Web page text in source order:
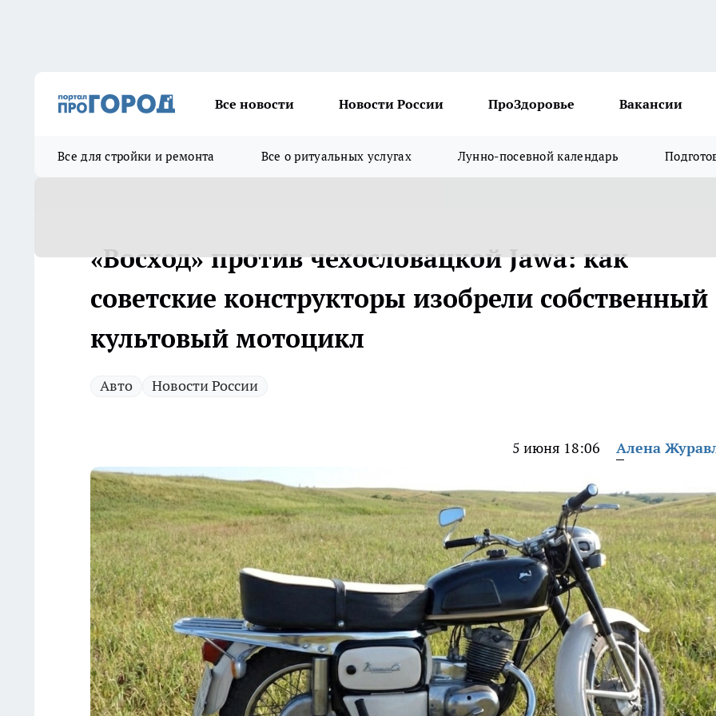
Все новости Новости России ПроЗдоровье Вакансии
Все для стройки и ремонта Все о ритуальных услугах Лунно-посевной календарь
«Восход» против чехословацкой Jawa: как
советские конструкторы изобрели собственный
культовый мотоцикл
Авто Новости России
5 июня 18:06 Алена